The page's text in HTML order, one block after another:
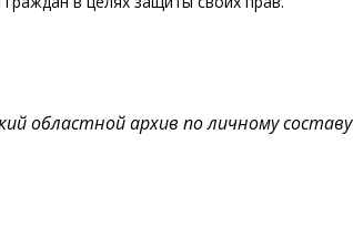
областной архив по личному составу